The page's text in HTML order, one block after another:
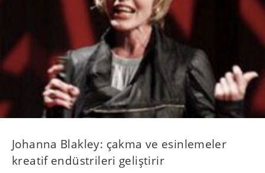
Johanna Blakley: çakma ve esinlemeler
kreatif endüstrileri geliştirir